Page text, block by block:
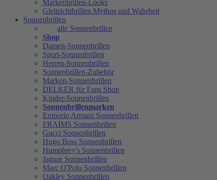
Markenbrillen-Looks
Gleitsichtbrillen Mythos und Wahrheit
Sonnenbrillen
alle Sonnenbrillen
Shop
Damen-Sonnenbrillen
Sport-Sonnenbrillen
Herren-Sonnenbrillen
Sonnenbrillen-Zubehör
Marken-Sonnenbrillen
DELKER für Fans Shop
Kinder-Sonnenbrillen
Sonnenbrillenmarken
Emporio Armani Sonnenbrillen
FRAIMS Sonnenbrillen
Gucci Sonnenbrillen
Hugo Boss Sonnenbrillen
Humphrey's Sonnenbrillen
Jaguar Sonnenbrillen
Marc O'Polo Sonnenbrillen
Oakley Sonnenbrillen